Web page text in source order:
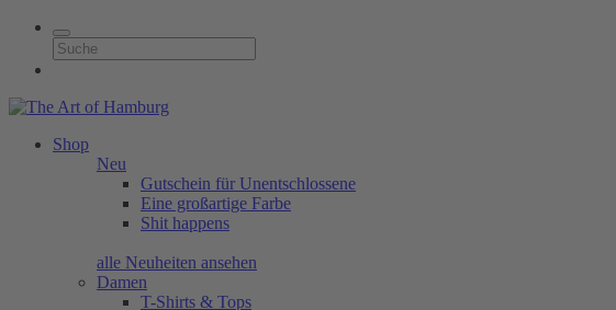
Shop
Neu
Gutschein für Unentschlossene
Eine großartige Farbe
Shit happens
alle Neuheiten ansehen
Damen
T-Shirts & Tops